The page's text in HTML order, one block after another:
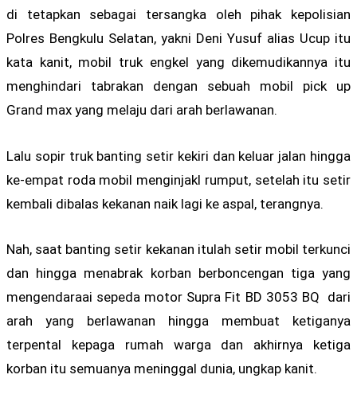
di tetapkan sebagai tersangka oleh pihak kepolisian
Polres Bengkulu Selatan, yakni Deni Yusuf alias Ucup itu
kata kanit, mobil truk engkel yang dikemudikannya itu
menghindari tabrakan dengan sebuah mobil pick up
Grand max yang melaju dari arah berlawanan.
Lalu sopir truk banting setir kekiri dan keluar jalan hingga
ke-empat roda mobil menginjakl rumput, setelah itu setir
kembali dibalas kekanan naik lagi ke aspal, terangnya.
Nah, saat banting setir kekanan itulah setir mobil terkunci
dan hingga menabrak korban berboncengan tiga yang
mengendaraai sepeda motor Supra Fit BD 3053 BQ dari
arah yang berlawanan hingga membuat ketiganya
terpental kepaga rumah warga dan akhirnya ketiga
korban itu semuanya meninggal dunia, ungkap kanit.